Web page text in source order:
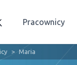
Pracownicy
Maria